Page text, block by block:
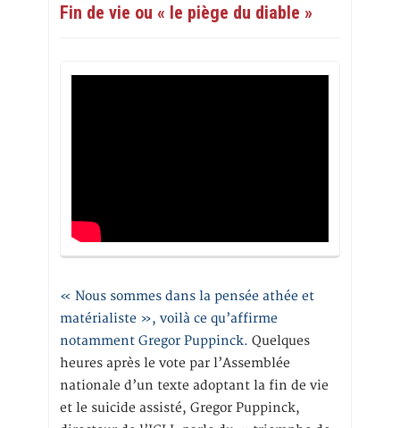
Fin de vie ou « le piège du diable »
« Nous sommes dans la pensée athée et
matérialiste », voilà ce qu’affirme
notamment Gregor Puppinck. Quelques
heures après le vote par l’Assemblée
nationale d’un texte adoptant la fin de vie
et le suicide assisté, Gregor Puppinck,